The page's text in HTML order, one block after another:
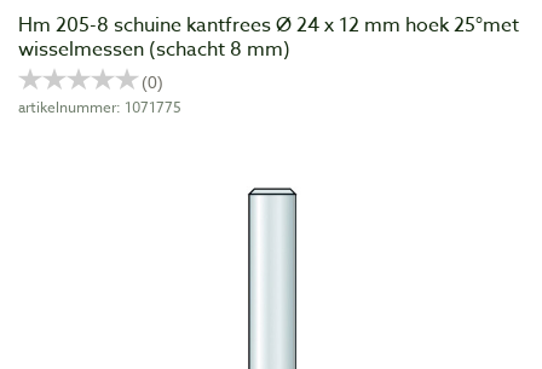
Hm 205-8 schuine kantfrees Ø 24 x 12 mm hoek 25°met
wisselmessen (schacht 8 mm)
artikelnummer: 1071775